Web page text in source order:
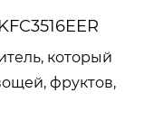
который
фруктов,